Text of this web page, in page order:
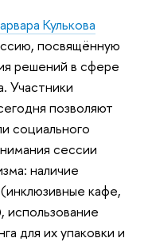
Кулькова
посвящённую
решений в сфере
Участники
позволяют
социального
сессии
наличие
кафе,
использование
для их упаковки и